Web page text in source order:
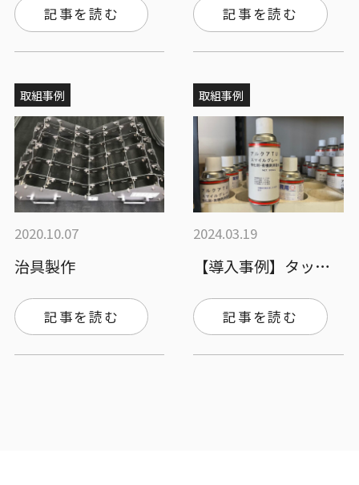
記事を読む 記事を読む
取組事例
2020.10.07
治具製作
記事を読む
取組事例
2024.03.19
【導入事例】タッチアップ塗料を害の少ない…
記事を読む